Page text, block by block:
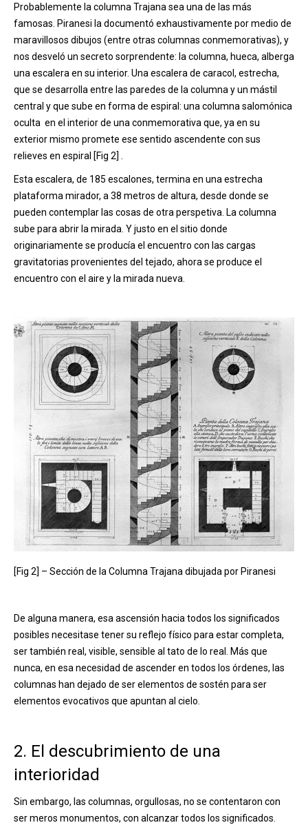
Probablemente la columna Trajana sea una de las más
famosas. Piranesi la documentó exhaustivamente por medio de
maravillosos dibujos (entre otras columnas conmemorativas), y
nos desveló un secreto sorprendente: la columna, hueca, alberga
una escalera en su interior. Una escalera de caracol, estrecha,
que se desarrolla entre las paredes de la columna y un mástil
central y que sube en forma de espiral: una columna salomónica
oculta en el interior de una conmemorativa que, ya en su
exterior mismo promete ese sentido ascendente con sus
relieves en espiral [Fig 2] .
Esta escalera, de 185 escalones, termina en una estrecha
plataforma mirador, a 38 metros de altura, desde donde se
pueden contemplar las cosas de otra perspetiva. La columna
sube para abrir la mirada. Y justo en el sitio donde
originariamente se producía el encuentro con las cargas
gravitatorias provenientes del tejado, ahora se produce el
encuentro con el aire y la mirada nueva.
[Fig 2] – Sección de la Columna Trajana dibujada por Piranesi
De alguna manera, esa ascensión hacia todos los significados
posibles necesitase tener su reflejo físico para estar completa,
ser también real, visible, sensible al tato de lo real. Más que
nunca, en esa necesidad de ascender en todos los órdenes, las
columnas han dejado de ser elementos de sostén para ser
elementos evocativos que apuntan al cielo.
2. El descubrimiento de una
interioridad
Sin embargo, las columnas, orgullosas, no se contentaron con
ser meros monumentos, con alcanzar todos los significados.